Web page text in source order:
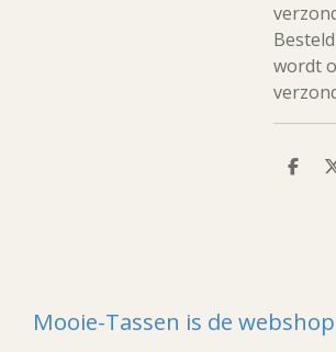
wordt
D
Mooie-Tassen is de